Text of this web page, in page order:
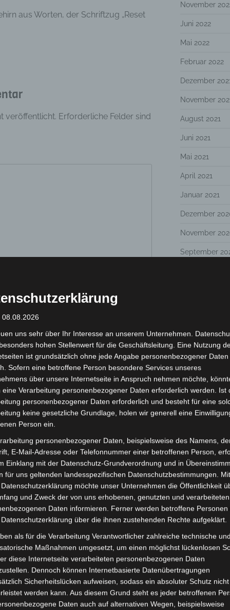
aus Worten, der Schriftzug „Reset
veröffentlicht. Erforderliche Felder sind
November
Juni 2022
Mai 2022
Februar 2022
Dezember
November
August 2021
Juni 2021
Mai 2021
April 2021
Januar 2021
Dezember
November
September
August 2019
Juli 2019
Juni 2019
Mai 2019
Januar 2019
Dezember
Oktober 2018
Juli 2018
Juni 2018
Mai 2018
April 2018
Februar 2018
Dezember
08.08.2026
uns sehr über Ihr Interesse an unserem Unternehmen.
hohen Stellenwert für die Geschäftsleitung. Eine Nutzung
ist grundsätzlich ohne jede Angabe personenbezogener Daten
Sofern eine betroffene Person besondere Services unseres
über unsere Internetseite in Anspruch nehmen möchte,
eine Verarbeitung personenbezogener Daten erforderlich werden. Ist
personenbezogener Daten erforderlich und besteht für eine
keine gesetzliche Grundlage, holen wir generell eine
Person ein.
personenbezogener Daten, beispielsweise des Namens,
E-Mail-Adresse oder Telefonnummer einer betroffenen Person,
Einklang mit der Datenschutz-Grundverordnung und in
für uns geltenden landesspezifischen Datenschutzbestimmungen.
möchte unser Unternehmen die Öffentlichkeit
und Zweck der von uns erhobenen, genutzten und verarbeiteten
Daten informieren. Ferner werden betroffene Personen
über die ihnen zustehenden Rechte aufgeklärt.
als für die Verarbeitung Verantwortlicher zahlreiche technische und
Maßnahmen umgesetzt, um einen möglichst lückenlosen
diese Internetseite verarbeiteten personenbezogenen Daten
Dennoch können Internetbasierte Datenübertragungen
Sicherheitslücken aufweisen, sodass ein absoluter Schutz nicht
werden kann. Aus diesem Grund steht es jeder betroffenen
Daten auch auf alternativen Wegen, beispielsweise